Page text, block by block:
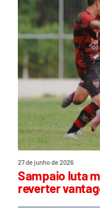
27 de junho de 2026
Sampaio luta
reverter